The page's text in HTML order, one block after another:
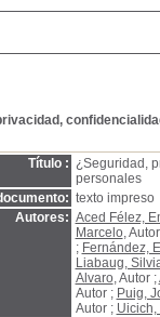
Título : ¿Seguridad,
personales
texto impreso
Autores: Aced Félez,
Marcelo,
; Fernández,
Liabaug,
Alvaro, Autor ;
Autor ; Puig,
Autor ;